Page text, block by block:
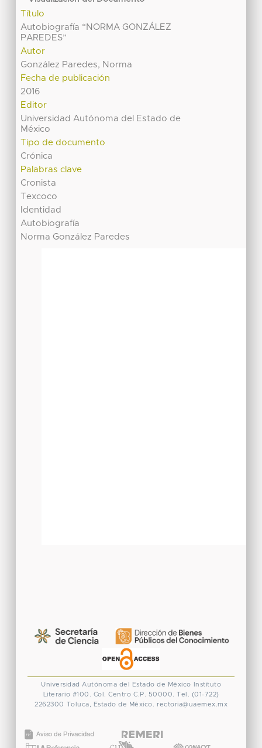
Título
Autobiografía “NORMA GONZÁLEZ
PAREDES”
Autor
González Paredes, Norma
Fecha de publicación
2016
Editor
Universidad Autónoma del Estado de
México
Tipo de documento
Crónica
Palabras clave
Cronista
Texcoco
Identidad
Autobiografía
Norma González Paredes
Universidad Autónoma del Estado de México
Instituto
Literario #100. Col. Centro C.P. 50000. Tel. (01-722)
2262300 Toluca, Estado de México. rectoria@uaemex.mx